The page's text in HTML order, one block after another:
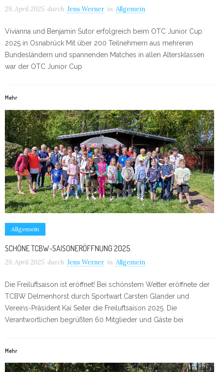
29. April 2025 durch Jens Werner in Allgemein
Vivianna und Benjamin Sutor erfolgreich beim OTC Junior Cup
2025 in Osnabrück Mit über 200 Teilnehmern aus mehreren
Bundesländern und spannenden Matches in allen Altersklassen
war der OTC Junior Cup
Mehr
Allgemein
SCHÖNE TCBW-SAISONERÖFFNUNG 2025
29. April 2025 durch Jens Werner in Allgemein
Die Freiluftsaison ist eröffnet! Bei schönstem Wetter eröffnete der
TCBW Delmenhorst durch Sportwart Carsten Glander und
Vereins-Präsident Kai Seiter die Freiluftsaison 2025. Die
Verantwortlichen begrüßten 60 Mitglieder und Gäste bei
Mehr